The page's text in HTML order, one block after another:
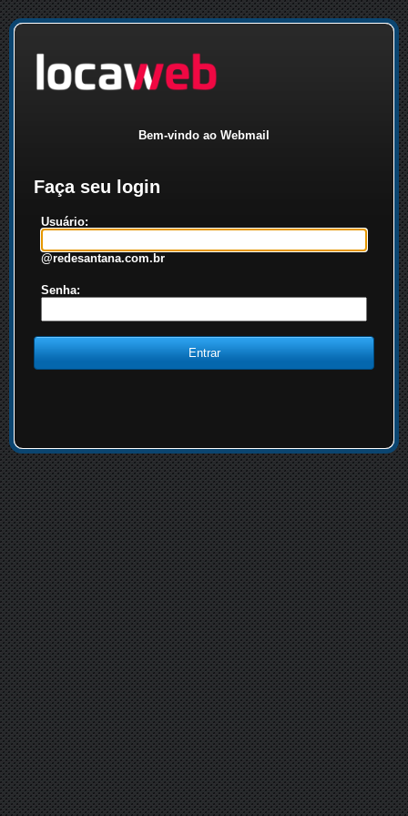
Bem-vindo ao Webmail
Faça seu login
Usuário:
@redesantana.com.br
Senha: